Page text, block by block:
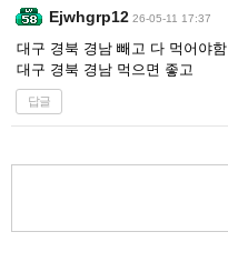
Ejwhgrp12 26-05-11 17:37
대구 경북 경남 빼고 다 먹어야함
대구 경북 경남 먹으면 좋고
답글